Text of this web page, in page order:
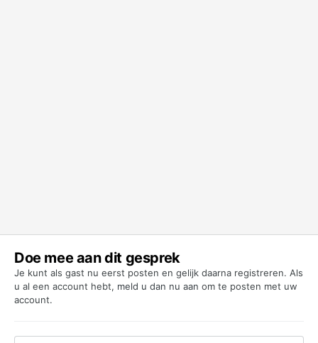
Doe mee aan dit gesprek
Je kunt als gast nu eerst posten en gelijk daarna registreren. Als
u al een account hebt, meld u dan nu aan om te posten met uw
account.